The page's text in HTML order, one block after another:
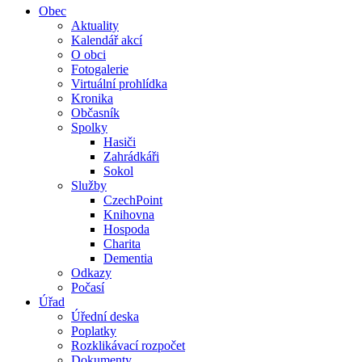
Obec
Aktuality
Kalendář akcí
O obci
Fotogalerie
Virtuální prohlídka
Kronika
Občasník
Spolky
Hasiči
Zahrádkáři
Sokol
Služby
CzechPoint
Knihovna
Hospoda
Charita
Dementia
Odkazy
Počasí
Úřad
Úřední deska
Poplatky
Rozklikávací rozpočet